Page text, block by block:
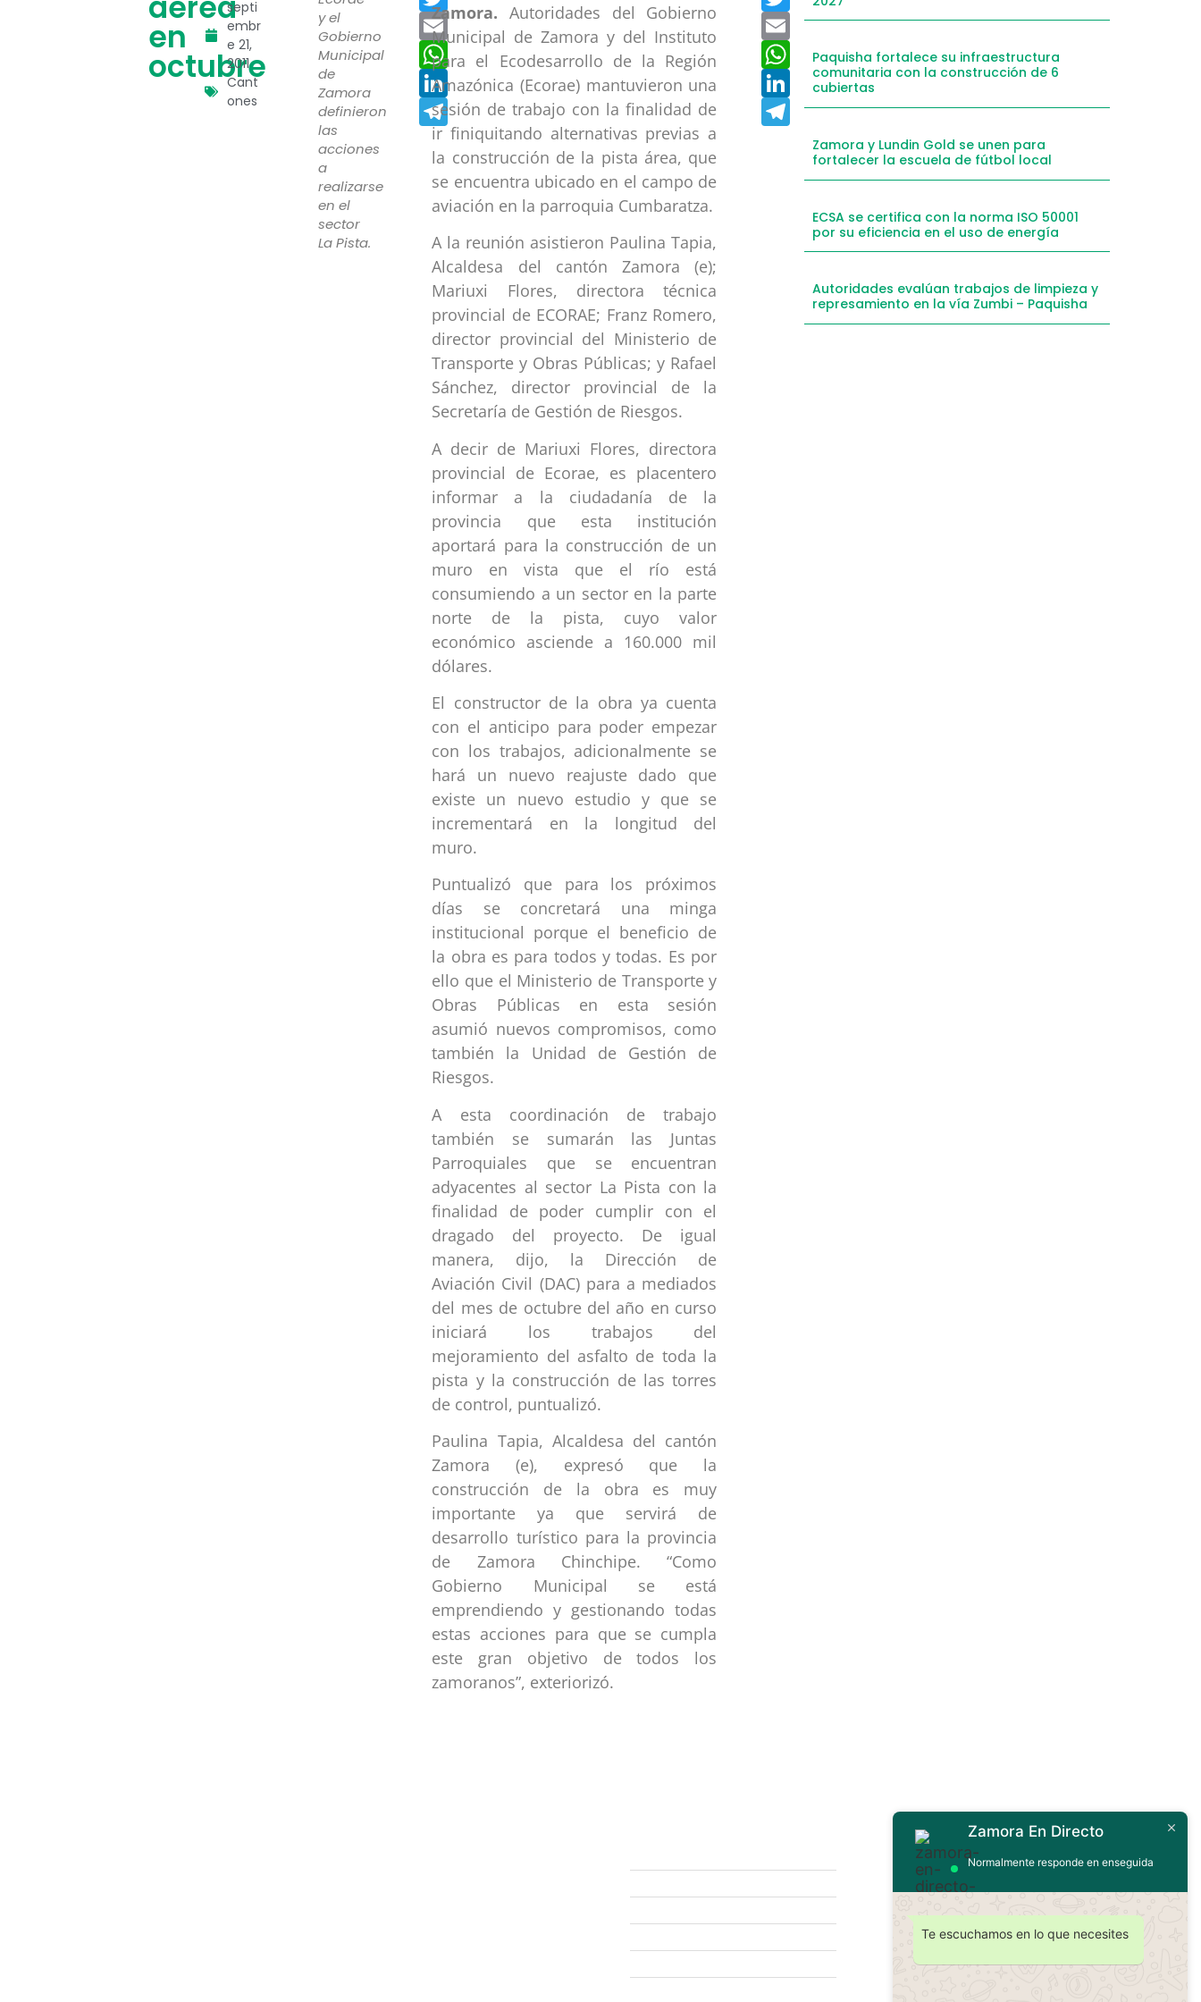
en
octubre
septi
embr
e 21,
2011
Cant
ones
y el
Gobierno
Municipal
de
Zamora
definieron
las
acciones
a
realizarse
en el
sector
La Pista.
Email
WhatsApp
LinkedIn
Telegram
Zamora. Autoridades del Gobierno
Municipal de Zamora y del Instituto
para el Ecodesarrollo de la Región
Amazónica (Ecorae) mantuvieron una
sesión de trabajo con la finalidad de
ir finiquitando alternativas previas a
la construcción de la pista área, que
se encuentra ubicado en el campo de
aviación en la parroquia Cumbaratza.
A la reunión asistieron Paulina Tapia,
Alcaldesa del cantón Zamora (e);
Mariuxi Flores, directora técnica
provincial de ECORAE; Franz Romero,
director provincial del Ministerio de
Transporte y Obras Públicas; y Rafael
Sánchez, director provincial de la
Secretaría de Gestión de Riesgos.
A decir de Mariuxi Flores, directora
provincial de Ecorae, es placentero
informar a la ciudadanía de la
provincia que esta institución
aportará para la construcción de un
muro en vista que el río está
consumiendo a un sector en la parte
norte de la pista, cuyo valor
económico asciende a 160.000 mil
dólares.
El constructor de la obra ya cuenta
con el anticipo para poder empezar
con los trabajos, adicionalmente se
hará un nuevo reajuste dado que
existe un nuevo estudio y que se
incrementará en la longitud del
muro.
Puntualizó que para los próximos
días se concretará una minga
institucional porque el beneficio de
la obra es para todos y todas. Es por
ello que el Ministerio de Transporte y
Obras Públicas en esta sesión
asumió nuevos compromisos, como
también la Unidad de Gestión de
Riesgos.
A esta coordinación de trabajo
también se sumarán las Juntas
Parroquiales que se encuentran
adyacentes al sector La Pista con la
finalidad de poder cumplir con el
dragado del proyecto. De igual
manera, dijo, la Dirección de
Aviación Civil (DAC) para a mediados
del mes de octubre del año en curso
iniciará los trabajos del
mejoramiento del asfalto de toda la
pista y la construcción de las torres
de control, puntualizó.
Paulina Tapia, Alcaldesa del cantón
Zamora (e), expresó que la
construcción de la obra es muy
importante ya que servirá de
desarrollo turístico para la provincia
de Zamora Chinchipe. “Como
Gobierno Municipal se está
emprendiendo y gestionando todas
estas acciones para que se cumpla
este gran objetivo de todos los
zamoranos”, exteriorizó.
Email
WhatsApp
LinkedIn
Telegram
Paquisha fortalece su infraestructura
comunitaria con la construcción de 6
cubiertas
Zamora y Lundin Gold se unen para
fortalecer la escuela de fútbol local
ECSA se certifica con la norma ISO 50001
por su eficiencia en el uso de energía
Autoridades evalúan trabajos de limpieza y
represamiento en la vía Zumbi – Paquisha
Webmail
Zamora
Yantzaza
Centinela del Cóndor
El Pangui
Contáctanos
Zamora En Directo
Normalmente responde en enseguida
Te escuchamos en lo que necesites